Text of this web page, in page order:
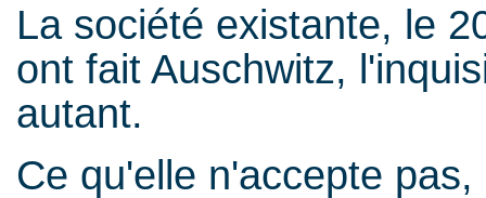
La société existante, le
ont fait Auschwitz,
autant.
Ce qu'elle n'accepte